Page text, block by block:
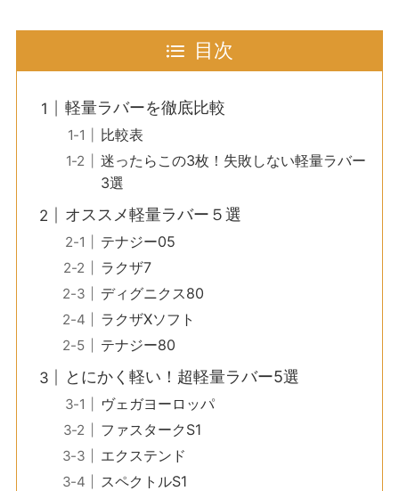
目次
軽量ラバーを徹底比較
比較表
迷ったらこの3枚！失敗しない軽量ラバー
3選
オススメ軽量ラバー５選
テナジー05
ラクザ7
ディグニクス80
ラクザXソフト
テナジー80
とにかく軽い！超軽量ラバー5選
ヴェガヨーロッパ
ファスタークS1
エクステンド
スペクトルS1